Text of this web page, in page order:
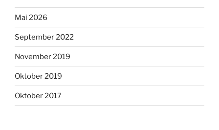
Mai 2026
September 2022
November 2019
Oktober 2019
Oktober 2017